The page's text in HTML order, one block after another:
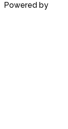
Powered by